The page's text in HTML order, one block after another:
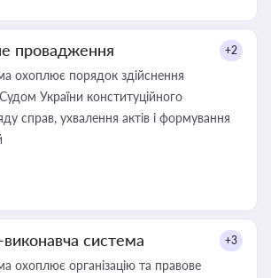
провадження +2
охоплює порядок здійснення
України конституційного
справ, ухвалення актів і формування
система +3
охоплює організацію та правове